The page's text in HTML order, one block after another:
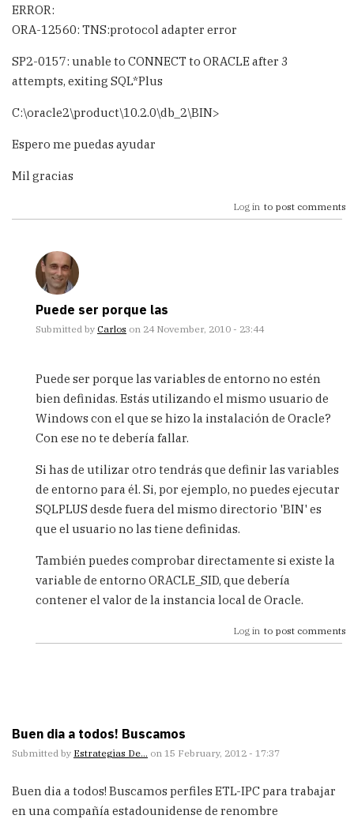
ERROR:
ORA-12560: TNS:protocol adapter error
SP2-0157: unable to CONNECT to ORACLE after 3
attempts, exiting SQL*Plus
C:\oracle2\product\10.2.0\db_2\BIN>
Espero me puedas ayudar
Mil gracias
Log in to post comments
Puede ser porque las
Submitted by Carlos on 24 November, 2010 - 23:44
reply
Hola
que
tal
de
by
(not
verified)
Puede ser porque las variables de entorno no estén
bien definidas. Estás utilizando el mismo usuario de
Windows con el que se hizo la instalación de Oracle?
Con ese no te debería fallar.
Si has de utilizar otro tendrás que definir las variables
de entorno para él. Si, por ejemplo, no puedes ejecutar
SQLPLUS desde fuera del mismo directorio 'BIN' es
que el usuario no las tiene definidas.
También puedes comprobar directamente si existe la
variable de entorno ORACLE_SID, que debería
contener el valor de la instancia local de Oracle.
Log in to post comments
Buen dia a todos! Buscamos
Submitted by Estrategias De… on 15 February, 2012 - 17:37
Buen dia a todos! Buscamos perfiles ETL-IPC para trabajar
en una compañía estadounidense de renombre